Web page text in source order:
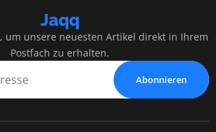
Jaqq
um unsere neuesten Artikel direkt in Ihrem
Postfach zu erhalten.
Abonnieren